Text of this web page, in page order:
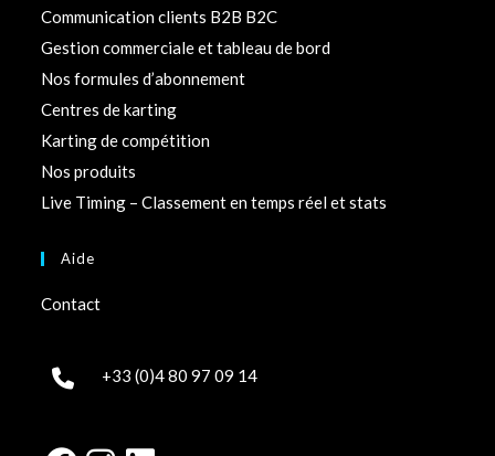
Communication clients B2B B2C
Gestion commerciale et tableau de bord
Nos formules d’abonnement
Centres de karting
Karting de compétition
Nos produits
Live Timing – Classement en temps réel et stats
Aide
Contact
+33 (0)4 80 97 09 14